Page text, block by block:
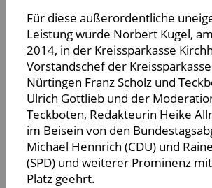
Für diese außerordentliche
Leistung wurde Norbert Kugel,
2014, in der Kreissparkasse
Vorstandschef der
Nürtingen Franz Scholz und
Ulrich Gottlieb und der
Teckboten, Redakteurin Heike
im Beisein von den
Michael Hennrich (CDU) und
(SPD) und weiterer Prominenz
Platz geehrt.